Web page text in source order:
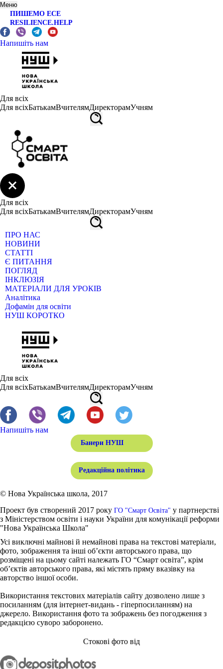
Меню
ПИШЕМО ЕСЕ
RESILIENCE.HELP
Напишіть нам
Для всіх
Для всіхБатькамВчителямДиректорамУчням
Для всіх
Для всіхБатькамВчителямДиректорамУчням
ПРО НАС
НОВИНИ
СТАТТІ
Є ПИТАННЯ
ПОГЛЯД
ІНКЛЮЗІЯ
МАТЕРІАЛИ ДЛЯ УРОКІВ
Аналітика
Дофамін для освіти
НУШ КОРОТКО
Для всіх
Для всіхБатькамВчителямДиректорамУчням
Напишіть нам
Банери НУШ
Редакційна політика
© Нова Українська школа, 2017
Проект був створений 2017 року ГО "Смарт Освіта" у партнерстві
з Міністерством освіти і науки України для комунікації реформи
"Нова Українська Школа"
Усі виключні майнові й немайнові права на текстові матеріали,
фото, зображення та інші об’єкти авторського права, що
розміщені на цьому сайті належать ГО “Смарт освіта”, крім
об’єктів авторського права, які містять пряму вказівку на
авторство іншої особи.
Використання текстових матеріалів сайту дозволено лише з
посиланням (для інтернет-видань - гіперпосиланням) на
джерело. Використання фото та зображень без погодження з
редакцією суворо заборонено.
Стокові фото від